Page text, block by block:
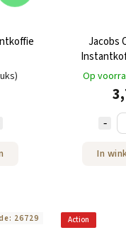
Jacobs
Op
In
26729 Action